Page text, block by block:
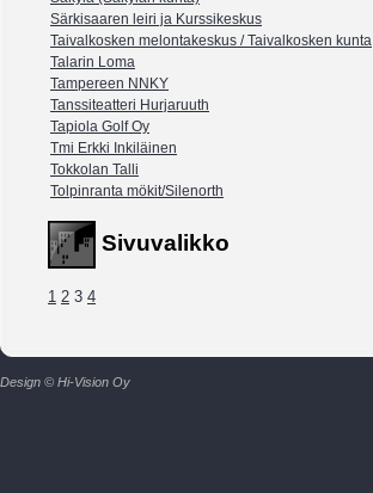
Särkisaaren leiri ja Kurssikeskus
Taivalkosken melontakeskus / Taivalkosken kunta
Talarin Loma
Tampereen NNKY
Tanssiteatteri Hurjaruuth
Tapiola Golf Oy
Tmi Erkki Inkiläinen
Tokkolan Talli
Tolpinranta mökit/Silenorth
Sivuvalikko
1 2 3 4
Design © Hi-Vision Oy